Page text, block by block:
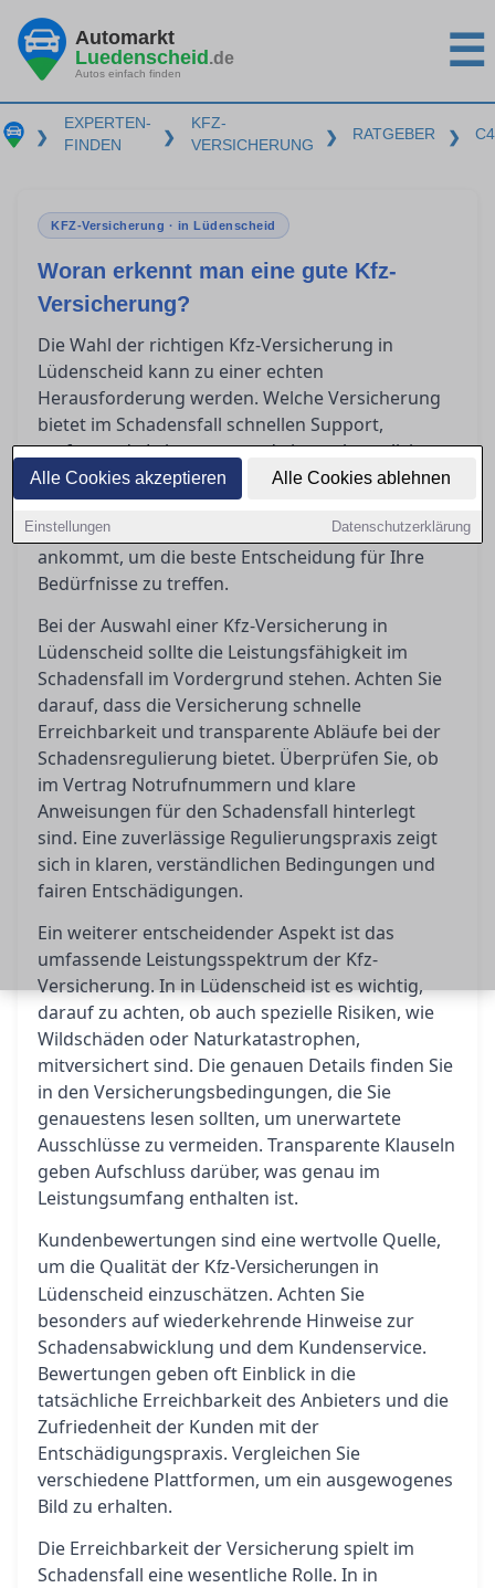
Alle Cookies akzeptieren Alle Cookies ablehnen
Einstellungen Datenschutzerklärung
Automarkt
Luedenscheid.de
Autos einfach finden ☰
❯
EXPERTEN-
FINDEN
❯
KFZ-
VERSICHERUNG
❯ RATGEBER ❯
KFZ-Versicherung · in Lüdenscheid
Woran erkennt man eine gute Kfz-
Versicherung?
Die Wahl der richtigen Kfz-Versicherung in
Lüdenscheid kann zu einer echten
Herausforderung werden. Welche Versicherung
bietet im Schadensfall schnellen Support,
umfassende Leistungen und eine unkomplizierte
Schadensregulierung? Dieser Ratgeber gibt Ihnen
Einblicke, wie Sie die Bedingungen richtig deuten
und worauf es bei Kundenbewertungen wirklich
ankommt, um die beste Entscheidung für Ihre
Bedürfnisse zu treffen.
Bei der Auswahl einer Kfz-Versicherung in
Lüdenscheid sollte die Leistungsfähigkeit im
Schadensfall im Vordergrund stehen. Achten Sie
darauf, dass die Versicherung schnelle
Erreichbarkeit und transparente Abläufe bei der
Schadensregulierung bietet. Überprüfen Sie, ob
im Vertrag Notrufnummern und klare
Anweisungen für den Schadensfall hinterlegt
sind. Eine zuverlässige Regulierungspraxis zeigt
sich in klaren, verständlichen Bedingungen und
fairen Entschädigungen.
Ein weiterer entscheidender Aspekt ist das
umfassende Leistungsspektrum der Kfz-
Versicherung. In in Lüdenscheid ist es wichtig,
darauf zu achten, ob auch spezielle Risiken, wie
Wildschäden oder Naturkatastrophen,
mitversichert sind. Die genauen Details finden Sie
in den Versicherungsbedingungen, die Sie
genauestens lesen sollten, um unerwartete
Ausschlüsse zu vermeiden. Transparente Klauseln
geben Aufschluss darüber, was genau im
Leistungsumfang enthalten ist.
Kundenbewertungen sind eine wertvolle Quelle,
um die Qualität der Kfz-Versicherungen in
Lüdenscheid einzuschätzen. Achten Sie
besonders auf wiederkehrende Hinweise zur
Schadensabwicklung und dem Kundenservice.
Bewertungen geben oft Einblick in die
tatsächliche Erreichbarkeit des Anbieters und die
Zufriedenheit der Kunden mit der
Entschädigungspraxis. Vergleichen Sie
verschiedene Plattformen, um ein ausgewogenes
Bild zu erhalten.
Die Erreichbarkeit der Versicherung spielt im
Schadensfall eine wesentliche Rolle. In in